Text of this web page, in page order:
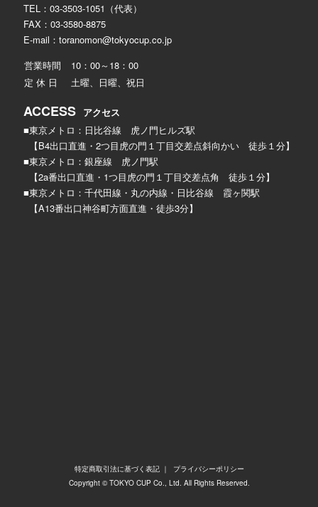
TEL：03-3503-1051（代表）
FAX：03-3580-8875
E-mail： toranomon@tokyocup.co.jp
営業時間
10：00～18：00
定 休 日
土曜、日曜、祝日
ACCESS アクセス
■東京メトロ：日比谷線 虎ノ門ヒルズ駅
【B4出口直進・2つ目虎の門１丁目交差点斜向かい 徒歩１分】
■東京メトロ：銀座線 虎ノ門駅
【2a番出口直進・1つ目虎の門１丁目交差点角 徒歩１分】
■東京メトロ：千代田線・丸の内線・日比谷線 霞ヶ関駅
【A13番出口神谷町方面直進・徒歩3分】
特定商取引法に基づく表記｜
プライバシーポリシー
Copyright © TOKYO CUP Co., Ltd. All Rights Reserved.